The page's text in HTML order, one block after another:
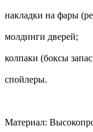
накладки на фары
молдинги дверей;
колпаки (боксы
спойлеры.
Материал: